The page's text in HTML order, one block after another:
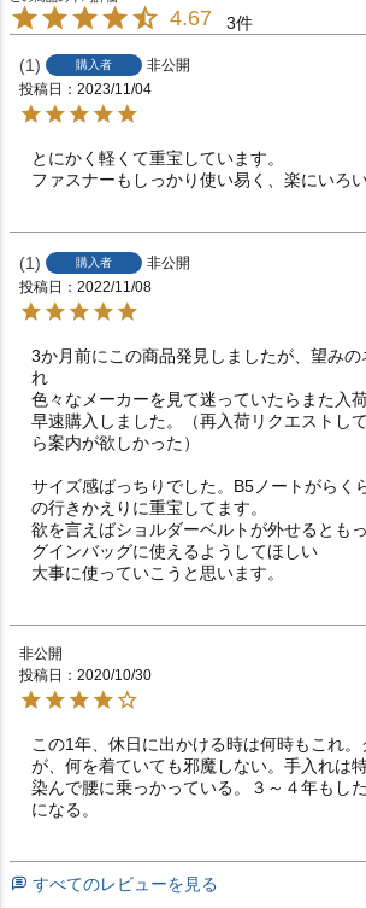
4.67 3
1 購入者
非公開
投稿日
2023/11/04
とにかく軽くて重宝しています。
ファスナーもしっかり使い易く、楽にいろ
1 購入者
非公開
投稿日
2022/11/08
3か月前にこの商品発見しましたが、望み
れ
色々なメーカーを見て迷っていたらまた入
早速購入しました。（再入荷リクエストし
ら案内が欲しかった）
サイズ感ばっちりでした。B5ノートがらく
の行きかえりに重宝してます。
欲を言えばショルダーベルトが外せるとも
グインバッグに使えるようしてほしい
大事に使っていこうと思います。
非公開
投稿日
2020/10/30
この1年、休日に出かける時は何時もこれ
が、何を着ていても邪魔しない。手入れは
染んで腰に乗っかっている。３～４年もし
になる。
すべてのレビューを見る